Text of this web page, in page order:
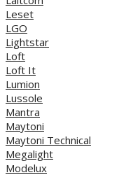
Leset
LGO
Lightstar
Loft
Loft It
Lumion
Lussole
Mantra
Maytoni
Maytoni Technical
Megalight
Modelux